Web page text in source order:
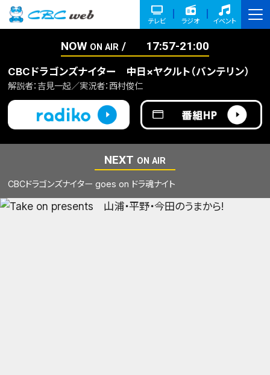
テレビ ラジオ イベント
NOW ON AIR 17:57-21:00
CBCドラゴンズナイター 中日×ヤクルト（バンテリン）
解説者：吉見一起／実況者：西村俊仁
NEXT ON AIR
CBCドラゴンズナイター goes on ドラ魂ナイト